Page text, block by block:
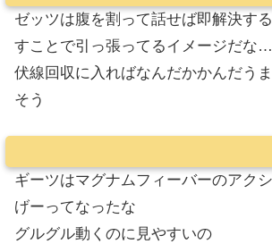
ゼッツは腹を割って話せば即解決す
すことで引っ張ってるイメージだな…
伏線回収に入ればなんだかかんだう
そう
ギーツはマグナムフィーバーのアク
げーってなったな
グルグル動くのに見やすいの